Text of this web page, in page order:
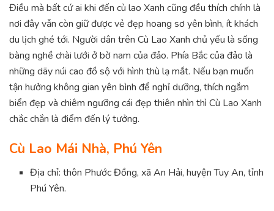
Điều mà bất cứ ai khi đến cù lao Xanh cũng đều thích chính là
nơi đây vẫn còn giữ được vẻ đẹp hoang sơ yên bình, ít khách
du lịch ghé tới. Người dân trên Cù Lao Xanh chủ yếu là sống
bàng nghề chài lưới ở bờ nam của đảo. Phía Bắc của đảo là
những dãy núi cao đồ sộ với hình thù lạ mắt. Nếu bạn muốn
tận hưởng không gian yên bình để nghỉ dưỡng, thích ngắm
biển đẹp và chiêm ngưỡng cái đẹp thiên nhìn thì Cù Lao Xanh
chắc chắn là điểm đến lý tưởng.
Cù Lao Mái Nhà, Phú Yên
Địa chỉ: thôn Phước Đồng, xã An Hải, huyện Tuy An, tỉnh
Phú Yên.